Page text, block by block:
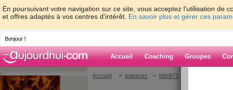
En poursuivant votre navigation sur ce site, vous acceptez l'utilisation de
et offres adaptés à vos centres d'intérêt. En savoir plus et gérer ces
Bonjour !
Accueil Coaching Groupes
Accueil > espaces > bibi971 > encore un jour